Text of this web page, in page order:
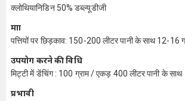
क्लोथियानिडिन 50% डब्ल्यूडीजी
मात्रा
पत्तियों पर छिड़काव: 150-200 लीटर पानी के साथ 12-16
उपयोग करने की विधि
मिट्टी में डेंचिंग : 100 ग्राम / एकड़ 400 लीटर पानी के साथ
प्रभावी